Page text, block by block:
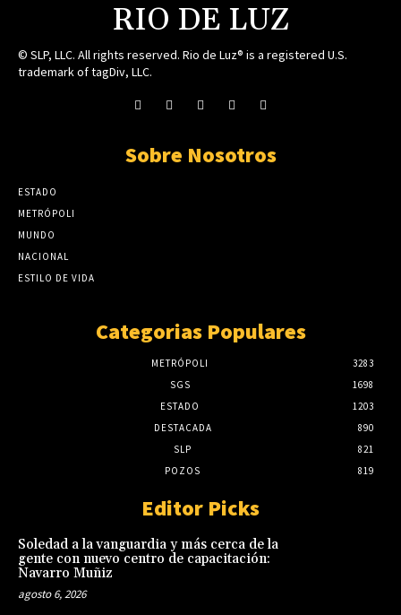
RIO DE LUZ
© SLP, LLC. All rights reserved. Rio de Luz® is a registered U.S.
trademark of tagDiv, LLC.
Sobre Nosotros
ESTADO
METRÓPOLI
MUNDO
NACIONAL
ESTILO DE VIDA
Categorias Populares
METRÓPOLI
3283
SGS
1698
ESTADO
1203
DESTACADA
890
SLP
821
POZOS
819
Editor Picks
Soledad a la vanguardia y más cerca de la
gente con nuevo centro de capacitación:
Navarro Muñiz
agosto 6, 2026